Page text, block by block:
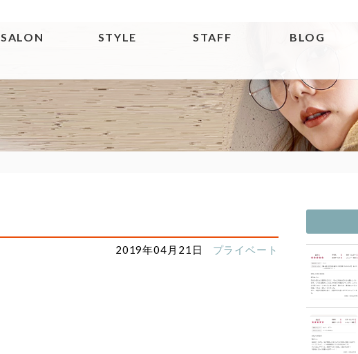
SALON STYLE STAFF BLOG
2019年04月21日 プライベート